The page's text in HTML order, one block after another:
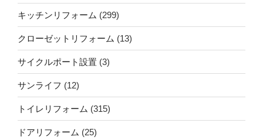
キッチンリフォーム (299)
クローゼットリフォーム (13)
サイクルポート設置 (3)
サンライフ (12)
トイレリフォーム (315)
ドアリフォーム (25)